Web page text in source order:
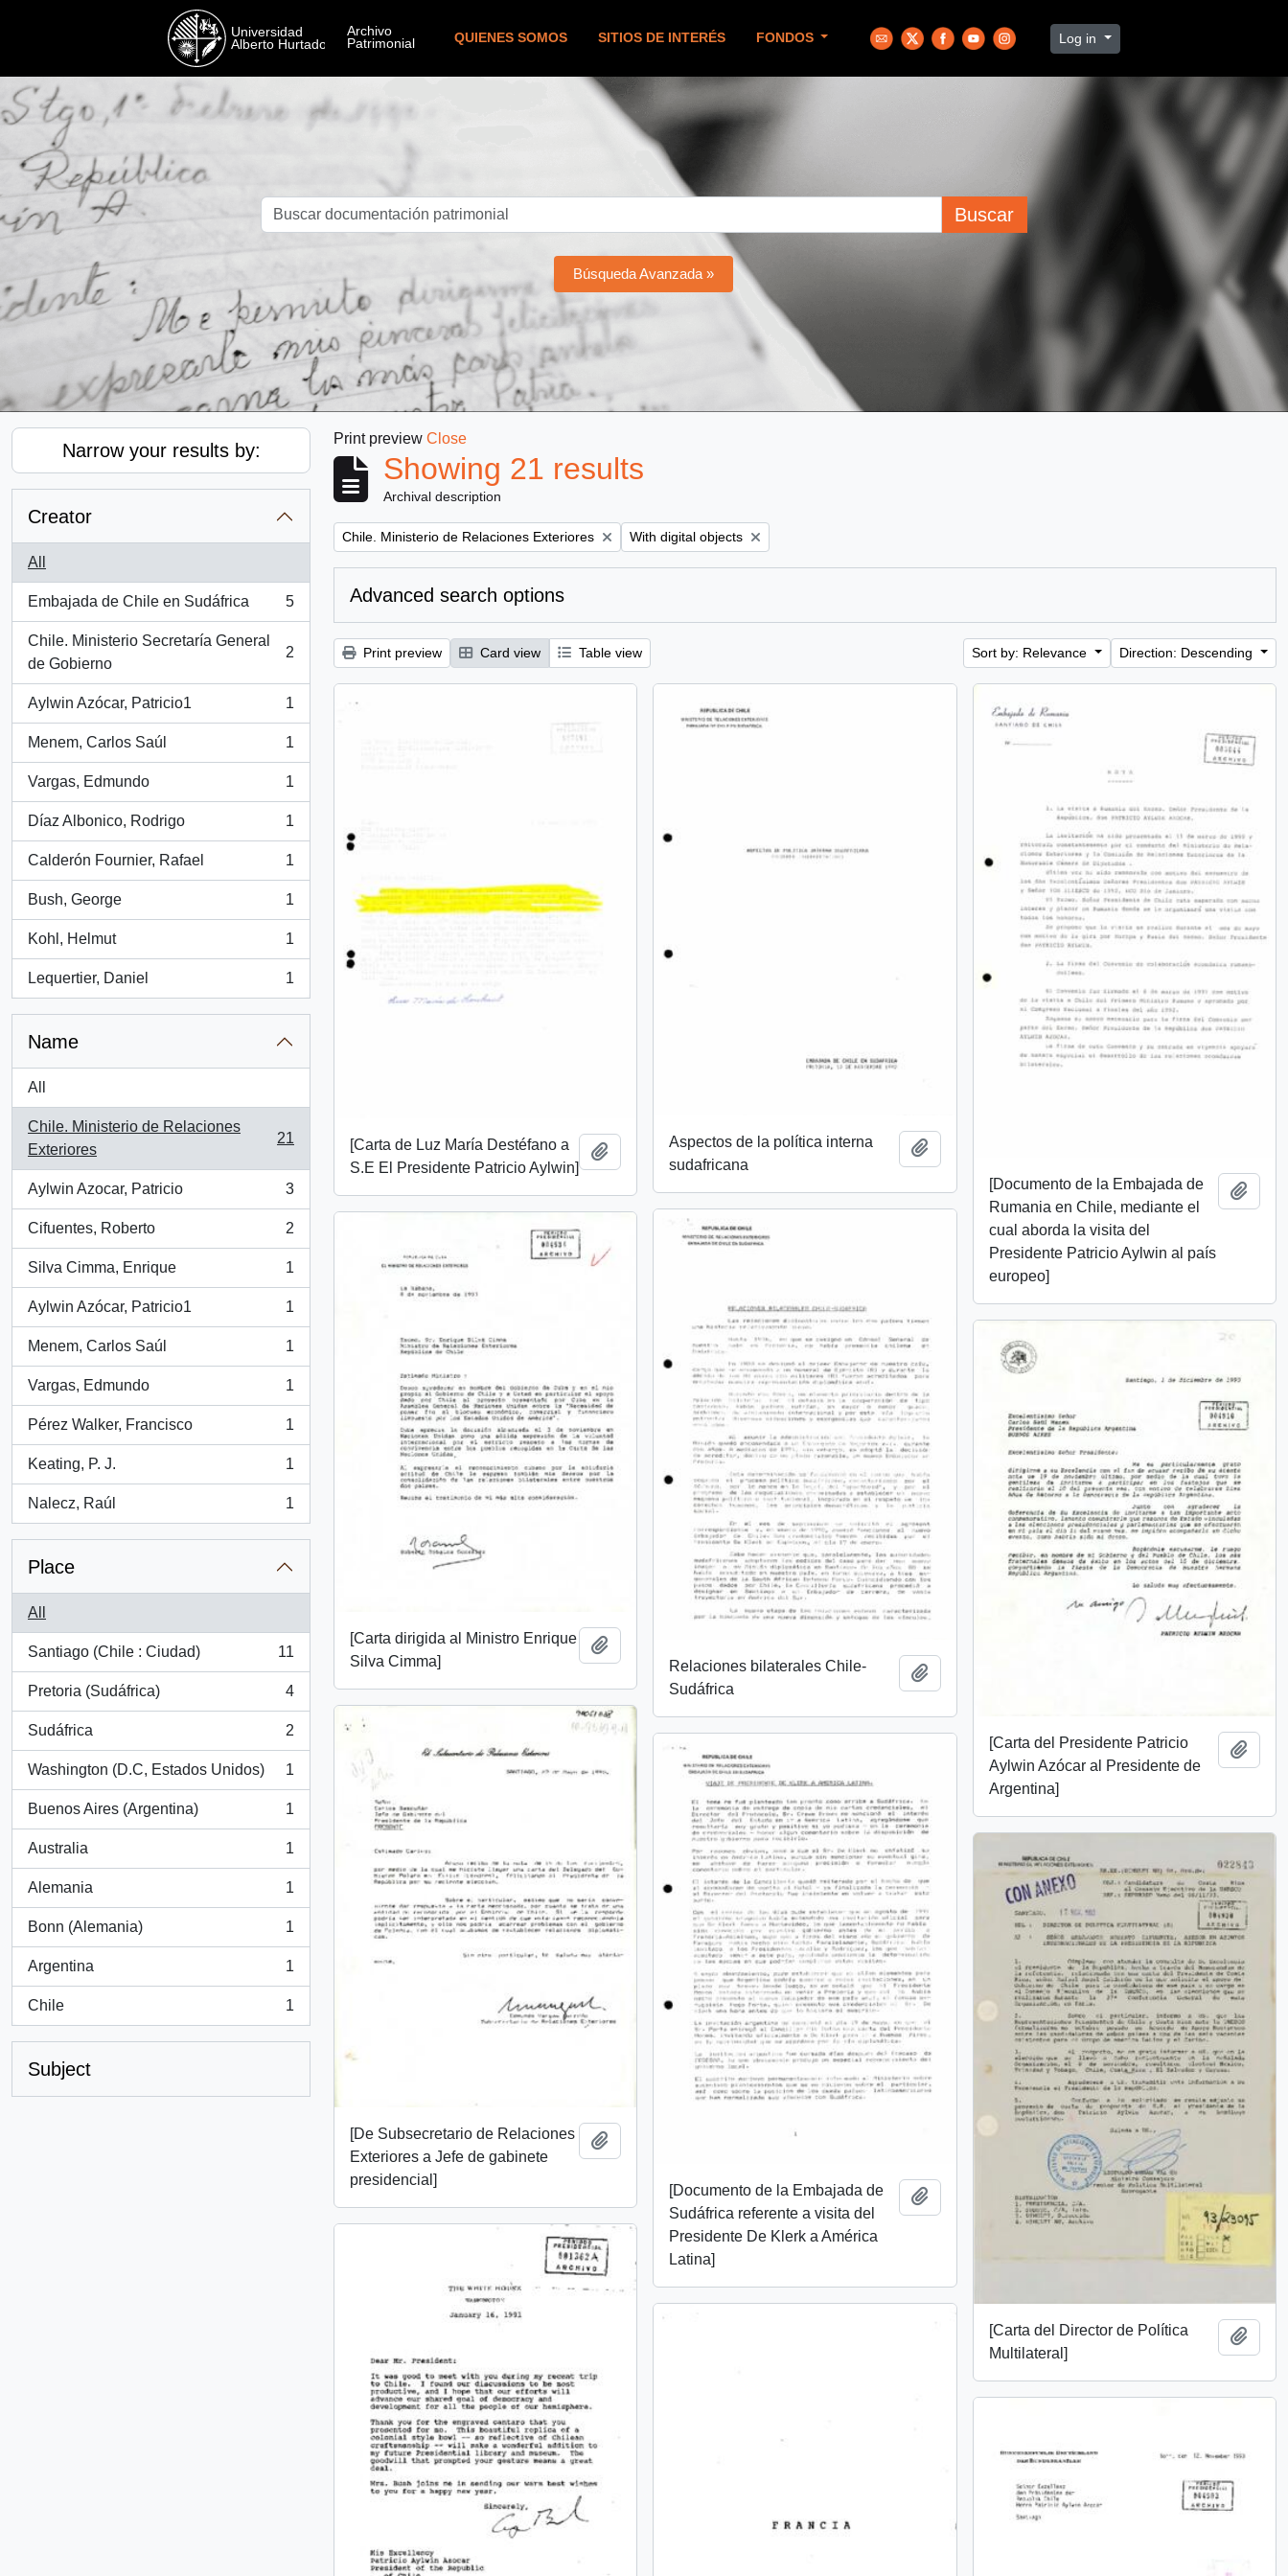
QUIENES SOMOS SITIOS DE INTERÉS FONDOS Log in
Buscar
Búsqueda Avanzada »
Narrow your results by:
Creator
All
Embajada de Chile en Sudáfrica
, 5 results
5
Chile. Ministerio Secretaría General
de Gobierno
, 2 results
2
Aylwin Azócar, Patricio1
, 1 results
1
Menem, Carlos Saúl
, 1 results
1
Vargas, Edmundo
, 1 results
1
Díaz Albonico, Rodrigo
, 1 results
1
Calderón Fournier, Rafael
, 1 results
1
Bush, George
, 1 results
1
Kohl, Helmut
, 1 results
1
Lequertier, Daniel
, 1 results
1
Name
All
Chile. Ministerio de Relaciones
Exteriores
, 21 results
21
Aylwin Azocar, Patricio
, 3 results
3
Cifuentes, Roberto
, 2 results
2
Silva Cimma, Enrique
, 1 results
1
Aylwin Azócar, Patricio1
, 1 results
1
Menem, Carlos Saúl
, 1 results
1
Vargas, Edmundo
, 1 results
1
Pérez Walker, Francisco
, 1 results
1
Keating, P. J.
, 1 results
1
Nalecz, Raúl
, 1 results
1
Place
All
Santiago (Chile : Ciudad)
, 11 results
11
Pretoria (Sudáfrica)
, 4 results
4
Sudáfrica
, 2 results
2
Washington (D.C, Estados Unidos)
, 1 results
1
Buenos Aires (Argentina)
, 1 results
1
Australia
, 1 results
1
Alemania
, 1 results
1
Bonn (Alemania)
, 1 results
1
Argentina
, 1 results
1
Chile
, 1 results
1
Subject
Print preview Close
Showing 21 results
Archival description
Remove filter:
Chile. Ministerio de Relaciones Exteriores Remove filter:
With digital objects
Advanced search options
Print preview Card view Table view Sort by: Relevance Direction: Descending
[Carta de Luz María Destéfano a
S.E El Presidente Patricio Aylwin]
Add to clipboard
Aspectos de la política interna
sudafricana
Add to clipboard
[Documento de la Embajada de
Rumania en Chile, mediante el
cual aborda la visita del
Presidente Patricio Aylwin al país
europeo]
Add
Relaciones bilaterales Chile-
Sudáfrica
Add to clipboard
[Carta dirigida al Ministro Enrique
Silva Cimma]
[Carta del Presidente Patricio
Aylwin Azócar al Presidente de
Argentina]
Add
[De Subsecretario de Relaciones
Exteriores a Jefe de gabinete
presidencial]
[Documento de la Embajada de
Sudáfrica referente a visita del
Presidente De Klerk a América
Latina]
Add to clipboard
[Carta del Director de Política
Multilateral]
Add